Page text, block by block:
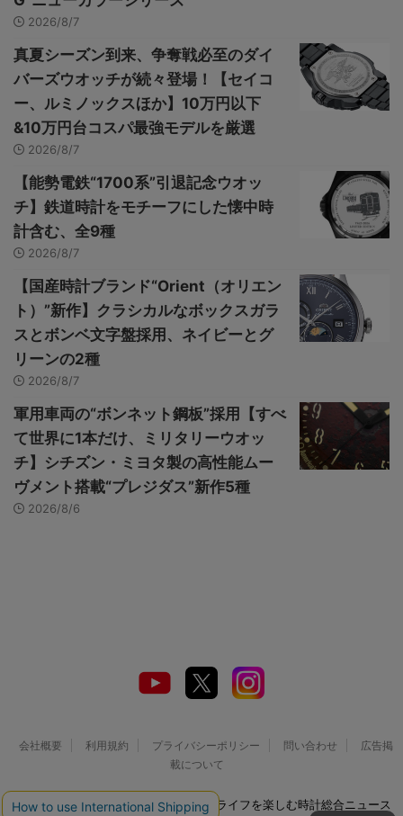
2026/8/7
真夏シーズン到来、争奪戦必至のダイ
バーズウオッチが続々登場！【セイコ
ー、ルミノックスほか】10万円以下
&10万円台コスパ最強モデルを厳選
2026/8/7
【能勢電鉄“1700系”引退記念ウオッ
チ】鉄道時計をモチーフにした懐中時
計含む、全9種
2026/8/7
【国産時計ブランド“Orient（オリエン
ト）”新作】クラシカルなボックスガラ
スとボンベ文字盤採用、ネイビーとグ
リーンの2種
2026/8/7
軍用車両の“ボンネット鋼板”採用【すべ
て世界に1本だけ、ミリタリーウオッ
チ】シチズン・ミヨタ製の高性能ムー
ヴメント搭載“プレジダス”新作5種
2026/8/6
会社概要 利用規約 プライバシーポリシー 問い合わせ
広告掲
載について
© 2026 Watch LIFE NEWS｜ウオッチライフを楽しむ時計総合ニュース